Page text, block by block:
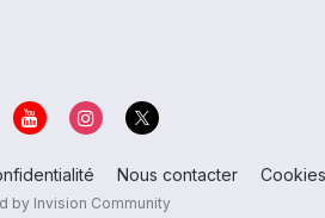
Nous contacter Cookies
by Invision Community